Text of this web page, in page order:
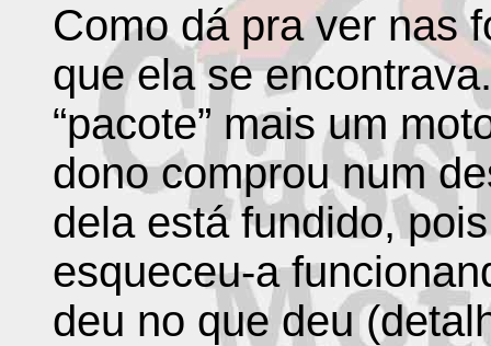
Como dá pra ver nas
que ela se
“pacote” mais um
dono comprou num
dela está fundido,
esqueceu-a
deu no que deu